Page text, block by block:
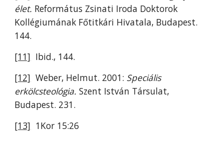
élet. Református Zsinati Iroda Doktorok
Kollégiumának Főtitkári Hivatala, Budapest.
144.
[11] Ibid., 144.
[12] Weber, Helmut. 2001: Speciális
erkölcsteológia. Szent István Társulat,
Budapest. 231.
[13] 1Kor 15:26